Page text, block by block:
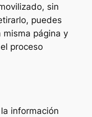
sin
puedes
página y
proceso
información